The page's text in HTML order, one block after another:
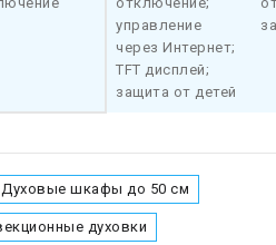
управление
через Интернет;
TFT дисплей;
защита от детей
Духовые шкафы до 50 см
духовки